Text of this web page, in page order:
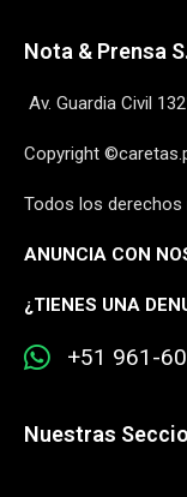
Nota & Prensa
Av. Guardia Civil
Copyright
Todos los derechos
ANUNCIA CON
¿TIENES UNA
+51 961-
Nuestras